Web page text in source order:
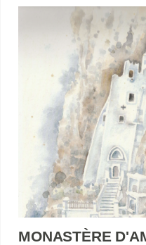
MONASTÈRE